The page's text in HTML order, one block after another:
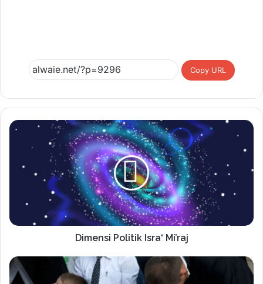
Copy URL
Dimensi Politik Isra‘ Mi’raj